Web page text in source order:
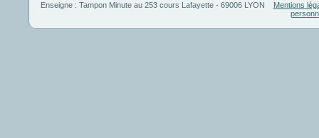
Enseigne : Tampon Minuteau 253 cours Lafayette- 69006 LYON
Mentions